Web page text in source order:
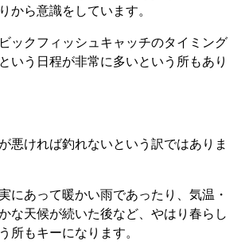
から意識をしています。
ックフィッシュキャッチのタイミング
いう日程が非常に多いという所もあり
悪ければ釣れないという訳ではありま
にあって暖かい雨であったり、気温・
な天候が続いた後など、やはり春らし
所もキーになります。